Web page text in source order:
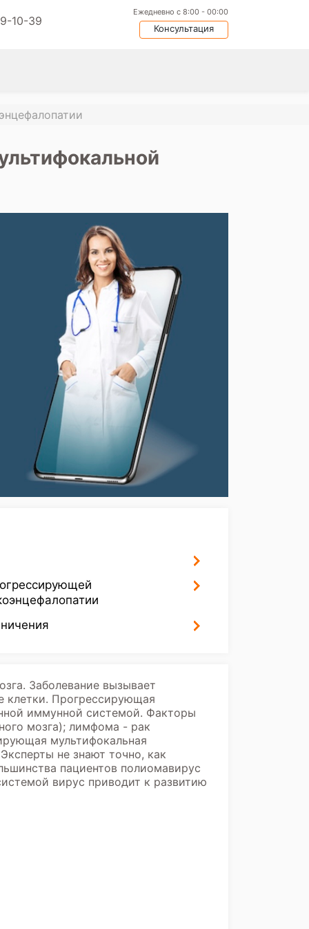
10-39
Ежедневно с 8:00 - 00:00
Консультация
Заболевание вызывает
клетки. Прогрессирующая
иммунной системой. Факторы
мозга); лимфома - рак
мультифокальная
не знают точно, как
пациентов полиомавирус
вирус приводит к развитию